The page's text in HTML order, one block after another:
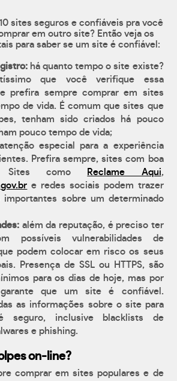
sites seguros e confiáveis pra você
em outro site? Então veja os
para saber se um site é confiável:
há quanto tempo o site existe?
que você verifique essa
prefira sempre comprar em sites
de vida. É comum que sites que
tenham sido criados há pouco
pouco tempo de vida;
especial para a experiência
Prefira sempre, sites com boa
Sites como
Reclame Aqui,
e redes sociais podem trazer
importantes sobre um determinado
além da reputação, é preciso ter
possíveis vulnerabilidades de
podem colocar em risco os seus
Presença de SSL ou HTTPS, são
para os dias de hoje, mas por
que um site é confiável.
as informações sobre o site para
seguro, inclusive blacklists de
e phishing.
on-line?
comprar em sites populares e de